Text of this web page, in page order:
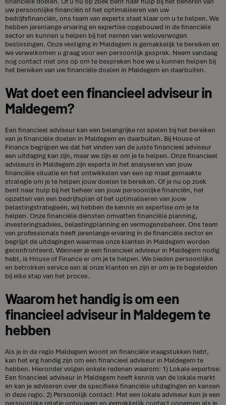
uw persoonlijke financiën of het optimaliseren van uw
bedrijfsfinanciën, ons team van experts staat klaar om u te helpen. We
hebben jarenlange ervaring en expertise opgebouwd in de financiële
sector en kunnen u helpen bij het nemen van weloverwogen
beslissingen. Onze vestiging in Maldegem is gemakkelijk te bereiken en
we verwelkomen u graag voor een persoonlijk gesprek. Neem vandaag
nog contact met ons op om te bespreken hoe we u kunnen helpen bij
het bereiken van uw financiële doelen in Maldegem en daarbuiten.
Wat doet een financieel adviseur in
Maldegem?
Een financieel adviseur kan een belangrijke rol spelen bij het bereiken
van je financiële doelen in Maldegem en daarbuiten. Bij House of
Finance begrijpen we dat het vinden van de juiste financieel adviseur
een uitdaging kan zijn, maar we zijn er om je te helpen. Onze financieel
adviseurs in Maldegem zijn experts in het analyseren van jouw
financiële situatie en het ontwikkelen van een op maat gemaakte
strategie om je te helpen jouw doelen te bereiken. Of je nu op zoek
bent naar hulp bij het beheer van jouw persoonlijke financiën, het
opzetten van een bedrijfsplan of het optimaliseren van jouw
belastingstrategieën, wij hebben de kennis en expertise om je te
helpen. Onze financiële diensten omvatten financiële planning,
investeringsadvies, belastingplanning en vermogensbeheer. Ons team
van professionals heeft jarenlange ervaring in de financiële sector en
begrijpt de uitdagingen waarmee onze klanten in Maldegem worden
geconfronteerd. Wanneer je een financieel adviseur in Maldegem nodig
hebt, is House of Finance er om je te helpen. We bieden persoonlijke
en betrokken service aan al onze klanten en zijn er om je te begeleiden
bij elke stap van het proces.
Waarom het handig is om een
financieel adviseur in Maldegem te
hebben
Als je in de regio Maldegem woont en financiële vraagstukken hebt,
kan het erg handig zijn om een financieel adviseur in Maldegem te
hebben. Hieronder volgen enkele redenen waarom: 1) Lokale expertise:
Een financieel adviseur in Maldegem heeft kennis van de lokale markt
en kan je adviseren over de specifieke financiële uitdagingen en kansen
in deze regio. 2) Persoonlijk contact: Met een lokale adviseur kun je een
persoonlijke relatie opbouwen en gemakkelijk contact opnemen als je